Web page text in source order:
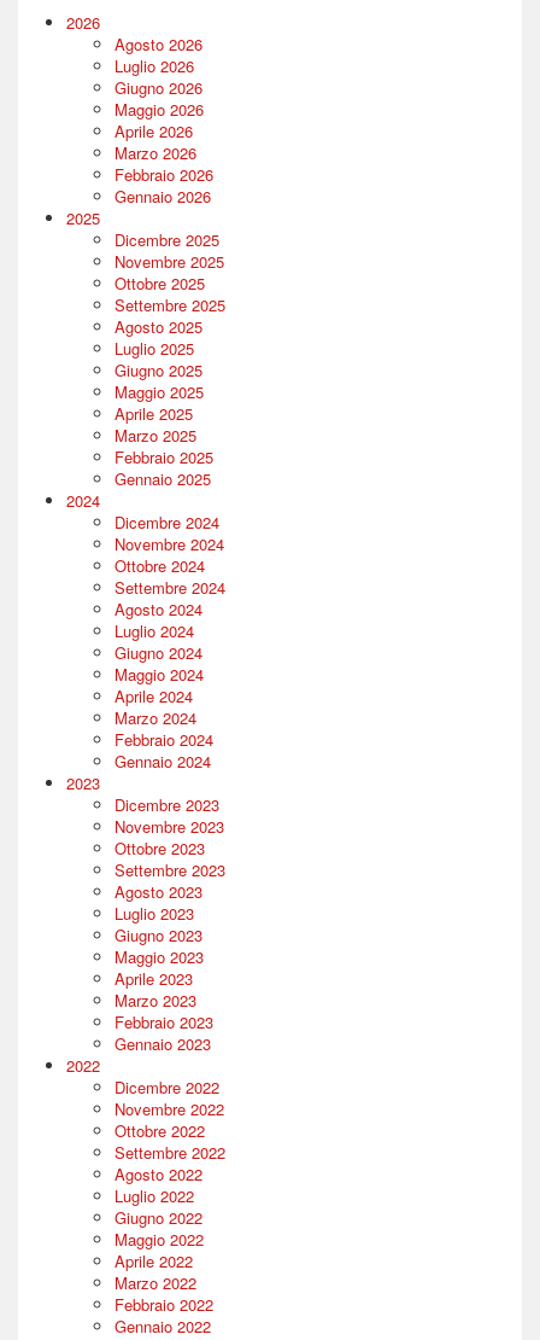
2026
Agosto 2026
Luglio 2026
Giugno 2026
Maggio 2026
Aprile 2026
Marzo 2026
Febbraio 2026
Gennaio 2026
2025
Dicembre 2025
Novembre 2025
Ottobre 2025
Settembre 2025
Agosto 2025
Luglio 2025
Giugno 2025
Maggio 2025
Aprile 2025
Marzo 2025
Febbraio 2025
Gennaio 2025
2024
Dicembre 2024
Novembre 2024
Ottobre 2024
Settembre 2024
Agosto 2024
Luglio 2024
Giugno 2024
Maggio 2024
Aprile 2024
Marzo 2024
Febbraio 2024
Gennaio 2024
2023
Dicembre 2023
Novembre 2023
Ottobre 2023
Settembre 2023
Agosto 2023
Luglio 2023
Giugno 2023
Maggio 2023
Aprile 2023
Marzo 2023
Febbraio 2023
Gennaio 2023
2022
Dicembre 2022
Novembre 2022
Ottobre 2022
Settembre 2022
Agosto 2022
Luglio 2022
Giugno 2022
Maggio 2022
Aprile 2022
Marzo 2022
Febbraio 2022
Gennaio 2022